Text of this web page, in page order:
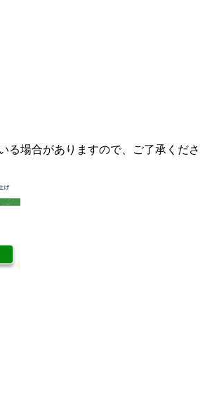
る場合がありますので、ご了承くだ